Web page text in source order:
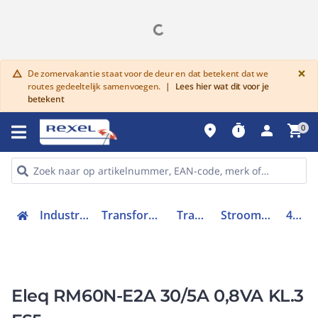
warning De zomervakantie staat voor de deur en dat betekent dat we
routes gedeeltelijk samenvoegen. |
Lees hier wat dit voor je
betekent
×
place timer person shopping_cart0
Industriele componenten Transformatoren en voedingen Transformatoren Stroommeettransformator 4M2129N
Eleq RM60N-E2A 30/5A 0,8VA KL.3